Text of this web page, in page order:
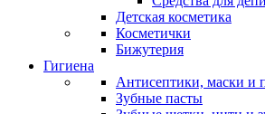
Детская косметика
Косметички
Бижутерия
Гигиена
Антисептики, маски и
Зубные пасты